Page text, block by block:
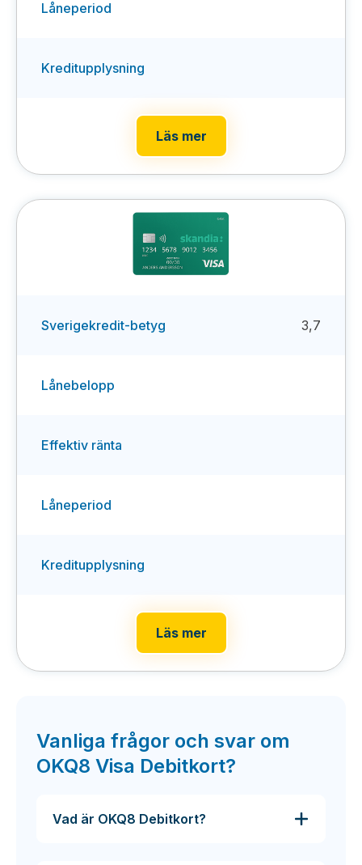
Låneperiod
Kreditupplysning
Läs mer
Sverigekredit-betyg 3,7
Lånebelopp
Effektiv ränta
Låneperiod
Kreditupplysning
Läs mer
Vanliga frågor och svar om
OKQ8 Visa Debitkort?
Vad är OKQ8 Debitkort?